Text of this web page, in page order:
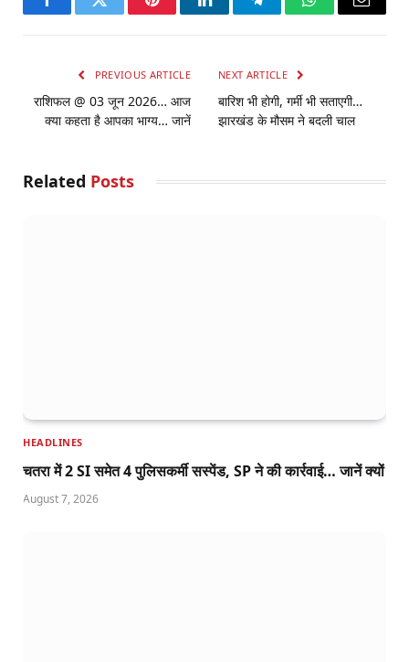
FacebookTwitter PinterestLinkedInTelegramWhatsApp
Email
PREVIOUS ARTICLE
राशिफल @ 03 जून 2026… आज
क्या कहता है आपका भाग्य… जानें
NEXT ARTICLE
बारिश भी होगी, गर्मी भी सताएगी…
झारखंड के मौसम ने बदली चाल
Related Posts
HEADLINES
चतरा में 2 SI समेत 4 पुलिसकर्मी सस्पेंड, SP ने की कार्रवाई… जानें क्यों
August 7, 2026